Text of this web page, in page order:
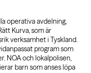
operativa avdelning,
Kurva, som är
verksamhet i Tyskland.
program som
NOA och lokalpolisen,
barn som anses löpa